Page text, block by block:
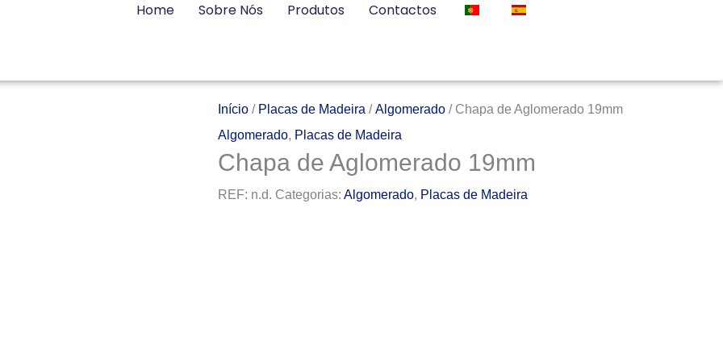
Home Sobre Nós Produtos Contactos
Início/ Placas de Madeira /Algomerado/ Chapa de Aglomerado 19mm
Algomerado, Placas de Madeira
Chapa de Aglomerado 19mm
REF: n.d. Categorias: Algomerado, Placas de Madeira